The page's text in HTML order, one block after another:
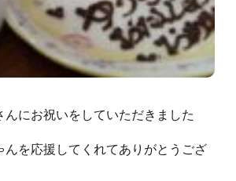
にお祝いをしていただきました
んを応援してくれてありがとうござ